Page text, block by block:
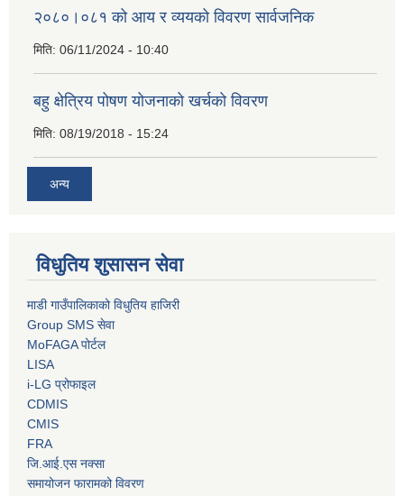
२०८०।०८१ को आय र व्ययको विवरण सार्वजनिक
मिति: 06/11/2024 - 10:40
बहु क्षेत्रिय पोषण योजनाको खर्चको विवरण
मिति: 08/19/2018 - 15:24
अन्य
विधुतिय शुसासन सेवा
माडी गाउँपालिकाको विधुतिय हाजिरी
Group SMS सेवा
MoFAGA पोर्टल
LISA
i-LG प्रोफाइल
CDMIS
CMIS
FRA
जि.आई.एस नक्सा
समायोजन फारामको विवरण